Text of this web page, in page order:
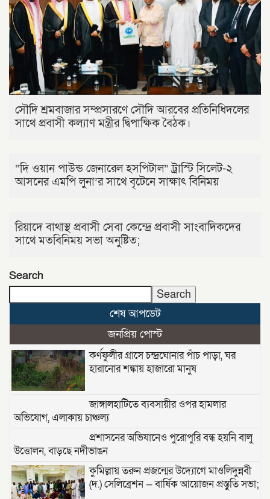
সৌদি শ্রমবাজার সম্প্রসারণে সৌদি আরবের প্রতিনিধিদলের
সাথে প্রবাসী কল্যাণ মন্ত্রীর দ্বিপাক্ষিক বৈঠক।
“দি ওয়ান পাউন্ড জেনারেল হসপিটাল” ট্রাস্টি সিলেট-২
আসনের এমপি লুনা’র সা‌থে বৃটেনে সাক্ষাৎ বিনিময়
রিয়াদে বাথাস্থ প্রবাসী সেবা কেন্দ্রে প্রবাসী সাংবাদিকদের
সাথে মতবিনিময় সভা অনুষ্টিত;
Search
Search
শেষ আপডেট
জনপ্রিয় পোস্ট
কর্ণফুলীর গ্রাসে চন্দ্রঘোনার পাঁচ পাড়া, ঘর
হারানোর শঙ্কায় হাজারো মানুষ
জাঙ্গালহাটিতে ব্যবসায়ীর ওপর হামলার
অভিযোগ, এলাকায় চাঞ্চল্য
প্রশাসনের অভিযানেও পুরোপুরি বন্ধ হয়নি বালু
উত্তোলন, বাড়ছে নদীভাঙন
কুমিল্লায় তরুন প্রজন্মের উদ্যোগে মাওলিদুন্নবী
(দ.) সেলিব্রেশন — বার্ষিক আয়োজন প্রস্তুতি সভা;